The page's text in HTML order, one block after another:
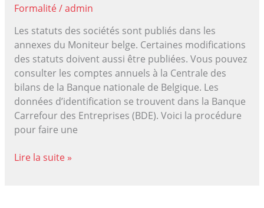
Formalité/admin
Les statuts des sociétés sont publiés dans les
annexes du Moniteur belge. Certaines modifications
des statuts doivent aussi être publiées. Vous pouvez
consulter les comptes annuels à la Centrale des
bilans de la Banque nationale de Belgique. Les
données d’identification se trouvent dans la Banque
Carrefour des Entreprises (BDE). Voici la procédure
pour faire une
Comment
Lire la suite »